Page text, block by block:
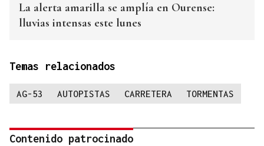
La alerta amarilla se amplía en Ourense:
lluvias intensas este lunes
Temas relacionados
AG-53 AUTOPISTAS CARRETERA TORMENTAS
Contenido patrocinado